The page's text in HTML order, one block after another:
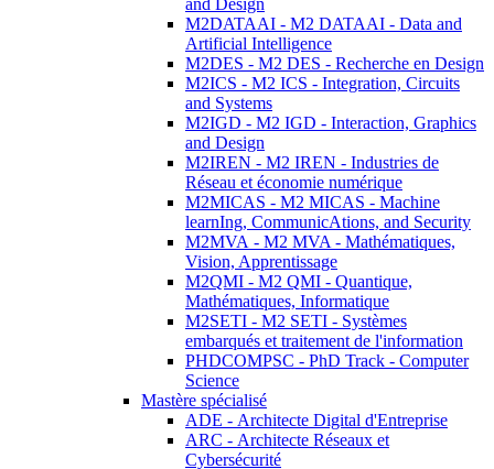
and Design
M2DATAAI - M2 DATAAI - Data and
Artificial Intelligence
M2DES - M2 DES - Recherche en Design
M2ICS - M2 ICS - Integration, Circuits
and Systems
M2IGD - M2 IGD - Interaction, Graphics
and Design
M2IREN - M2 IREN - Industries de
Réseau et économie numérique
M2MICAS - M2 MICAS - Machine
learnIng, CommunicAtions, and Security
M2MVA - M2 MVA - Mathématiques,
Vision, Apprentissage
M2QMI - M2 QMI - Quantique,
Mathématiques, Informatique
M2SETI - M2 SETI - Systèmes
embarqués et traitement de l'information
PHDCOMPSC - PhD Track - Computer
Science
Mastère spécialisé
ADE - Architecte Digital d'Entreprise
ARC - Architecte Réseaux et
Cybersécurité